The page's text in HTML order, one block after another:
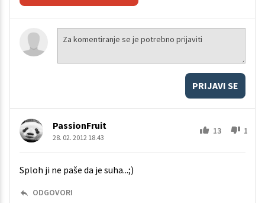
PRIJAVI SE
PassionFruit
28. 02. 2012 18.43
13 1
Sploh ji ne paše da je suha...;)
ODGOVORI